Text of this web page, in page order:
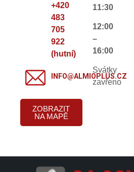
+420
483
705
922
(hutní)
INFO@ALMIOPLUS.CZ
ZOBRAZIT
NA MAPĚ
11:30
12:00
–
16:00
Svátky
zavřeno